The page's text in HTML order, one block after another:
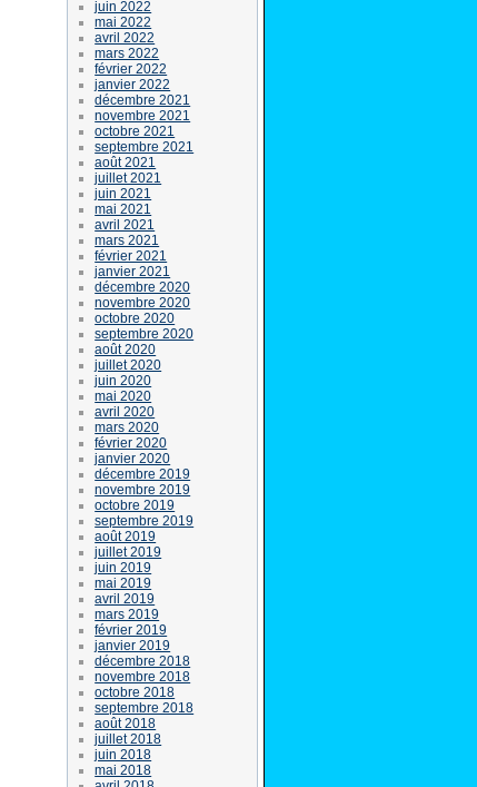
juin 2022
mai 2022
avril 2022
mars 2022
février 2022
janvier 2022
décembre 2021
novembre 2021
octobre 2021
septembre 2021
août 2021
juillet 2021
juin 2021
mai 2021
avril 2021
mars 2021
février 2021
janvier 2021
décembre 2020
novembre 2020
octobre 2020
septembre 2020
août 2020
juillet 2020
juin 2020
mai 2020
avril 2020
mars 2020
février 2020
janvier 2020
décembre 2019
novembre 2019
octobre 2019
septembre 2019
août 2019
juillet 2019
juin 2019
mai 2019
avril 2019
mars 2019
février 2019
janvier 2019
décembre 2018
novembre 2018
octobre 2018
septembre 2018
août 2018
juillet 2018
juin 2018
mai 2018